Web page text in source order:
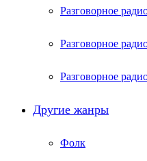
Разговорное
Разговорное
Разговорное
Другие жанры
Фолк